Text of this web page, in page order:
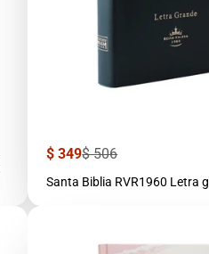
Precio
venta
$ 349Precio
$ 506
Santa Biblia RVR1960 Letra